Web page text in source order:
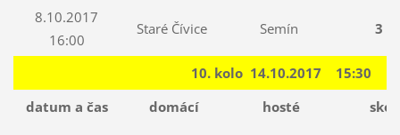
8.10.2017
16:00
Staré Čívice Semín 3 :
10. kolo 14.10.2017 15:30
datum a čas
domácí hosté